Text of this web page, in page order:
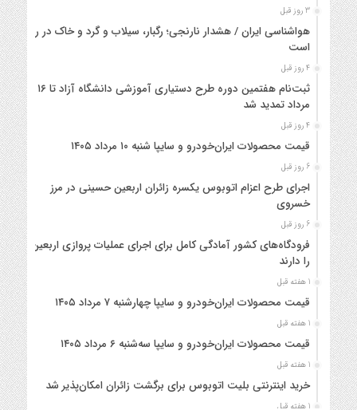
3 روز قبل
هواشناسی ایران / هشدار نارنجی؛ رگبار، سیلاب و گرد و خاک در راه
است
4 روز قبل
ثبت‌نام هفتمین دوره طرح دستیاری آموزشی دانشگاه آزاد تا ۱۶
مرداد تمدید شد
4 روز قبل
قیمت محصولات ایران‌خودرو و سایپا شنبه ۱۰ مرداد ۱۴۰۵
6 روز قبل
اجرای طرح اعزام اتوبوس یکسره زائران اربعین حسینی در مرز
خسروی
6 روز قبل
فرودگاه‌های کشور آمادگی کامل برای اجرای عملیات پروازی اربعین
را دارند
1 هفته قبل
قیمت محصولات ایران‌خودرو و سایپا چهارشنبه ۷ مرداد ۱۴۰۵
1 هفته قبل
قیمت محصولات ایران‌خودرو و سایپا سه‌شنبه ۶ مرداد ۱۴۰۵
1 هفته قبل
خرید اینترنتی بلیت اتوبوس برای برگشت زائران امکان‌پذیر شد
1 هفته قبل